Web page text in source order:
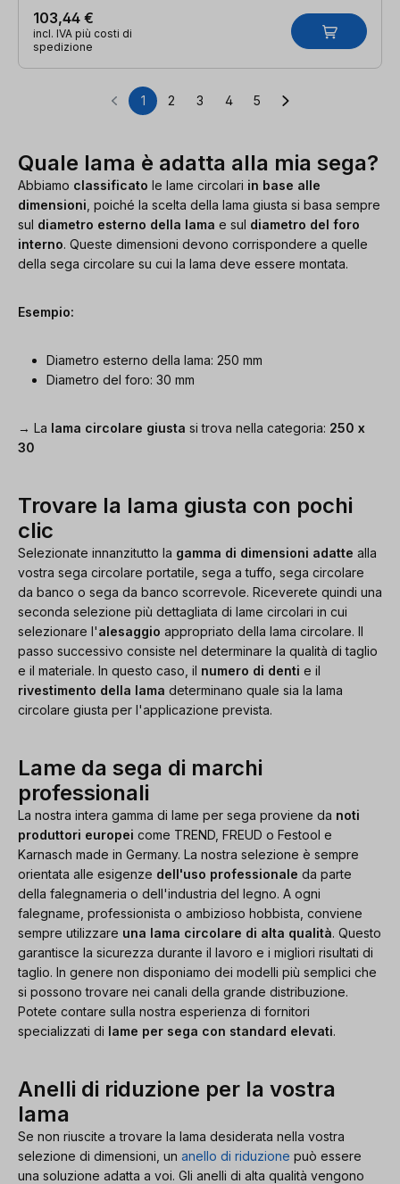
103,44 €
incl. IVA più costi di
spedizione
Pagina
1 Pagina
2 Pagina
3 Pagina
4 Pagina
5
Quale lama è adatta alla mia sega?
Abbiamo classificato le lame circolari in base alle
dimensioni , poiché la scelta della lama giusta si basa sempre
sul diametro esterno della lama e sul diametro del foro
interno. Queste dimensioni devono corrispondere a quelle
della sega circolare su cui la lama deve essere montata.
Esempio:
Diametro esterno della lama: 250 mm
Diametro del foro: 30 mm
→ La lama circolare giusta si trova nella categoria: 250 x
30
Trovare la lama giusta con pochi
clic
Selezionate innanzitutto la gamma di dimensioni adatte alla
vostra sega circolare portatile, sega a tuffo, sega circolare
da banco o sega da banco scorrevole. Riceverete quindi una
seconda selezione più dettagliata di lame circolari in cui
selezionare l'alesaggio appropriato della lama circolare. Il
passo successivo consiste nel determinare la qualità di taglio
e il materiale. In questo caso, il numero di denti e il
rivestimento della lama determinano quale sia la lama
circolare giusta per l'applicazione prevista.
Lame da sega di marchi
professionali
La nostra intera gamma di lame per sega proviene da noti
produttori europei come TREND, FREUD o Festool e
Karnasch made in Germany. La nostra selezione è sempre
orientata alle esigenze dell'uso professionale da parte
della falegnameria o dell'industria del legno. A ogni
falegname, professionista o ambizioso hobbista, conviene
sempre utilizzare una lama circolare di alta qualità. Questo
garantisce la sicurezza durante il lavoro e i migliori risultati di
taglio. In genere non disponiamo dei modelli più semplici che
si possono trovare nei canali della grande distribuzione.
Potete contare sulla nostra esperienza di fornitori
specializzati di lame per sega con standard elevati.
Anelli di riduzione per la vostra
lama
Se non riuscite a trovare la lama desiderata nella vostra
selezione di dimensioni, un anello di riduzione può essere
una soluzione adatta a voi. Gli anelli di alta qualità vengono